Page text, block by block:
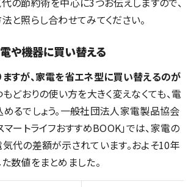
と照らし合わせてみてください。
や機器に買い替える
すが、家電を省エネ型に買い替えるのが
もどおりの使い方を大きく変えなくても、電
るでしょう。一般社団法人家電製品協会
ートライフおすすめBOOK」では、家電の
代の差額が示されています。およそ10年
数値をまとめました。